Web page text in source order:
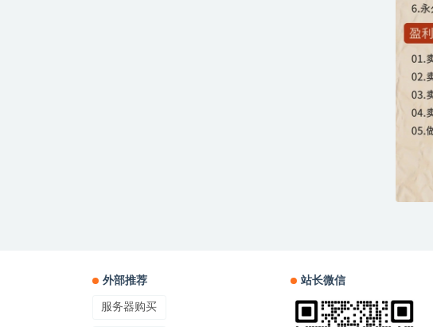
外部推荐
服务器购买
站长微信